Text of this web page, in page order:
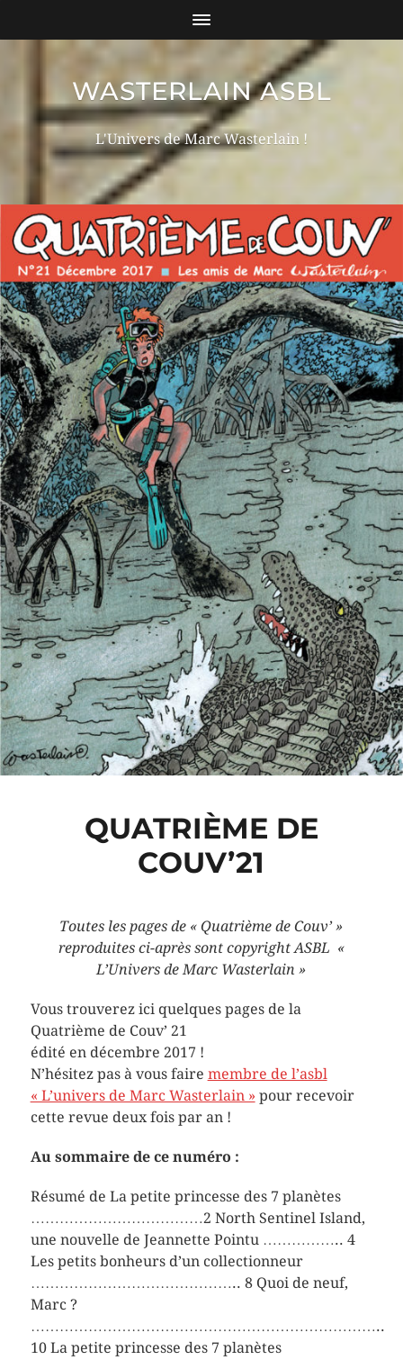
WASTERLAIN ASBL
L'Univers de Marc Wasterlain !
QUATRIÈME DE
COUV’21
Toutes les pages de « Quatrième de Couv’ »
reproduites ci-après sont copyright ASBL «
L’Univers de Marc Wasterlain»
Vous trouverez ici quelques pages de la
Quatrième de Couv’ 21
édité en décembre 2017 !
N’hésitez pas à vous faire membre de l’asbl
« L’univers de Marc Wasterlain »pour recevoir
cette revue deux fois par an !
Au sommaire de ce numéro :
Résumé de La petite princesse des 7 planètes
………………………………2 North Sentinel Island,
une nouvelle de Jeannette Pointu …………….. 4
Les petits bonheurs d’un collectionneur
…………………………………….. 8 Quoi de neuf,
Marc ?
………………………………………………………………..
10 La petite princesse des 7 planètes